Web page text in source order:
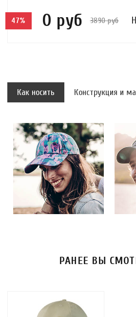
47% 0 руб 3890 руб
Как носить Конструкция и
РАНЕЕ ВЫ